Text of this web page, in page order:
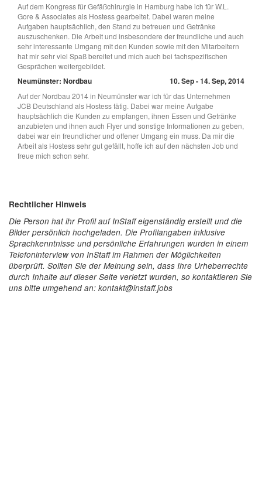
Auf dem Kongress für Gefäßchirurgie in Hamburg habe ich für W.L.
Gore & Associates als Hostess gearbeitet. Dabei waren meine
Aufgaben hauptsächlich, den Stand zu betreuen und Getränke
auszuschenken. Die Arbeit und insbesondere der freundliche und auch
sehr interessante Umgang mit den Kunden sowie mit den Mitarbeitern
hat mir sehr viel Spaß bereitet und mich auch bei fachspezifischen
Gesprächen weitergebildet.
Neumünster: Nordbau 10. Sep - 14. Sep, 2014
Auf der Nordbau 2014 in Neumünster war ich für das Unternehmen
JCB Deutschland als Hostess tätig. Dabei war meine Aufgabe
hauptsächlich die Kunden zu empfangen, ihnen Essen und Getränke
anzubieten und ihnen auch Flyer und sonstige Informationen zu geben,
dabei war ein freundlicher und offener Umgang ein muss. Da mir die
Arbeit als Hostess sehr gut gefällt, hoffe ich auf den nächsten Job und
freue mich schon sehr.
Rechtlicher Hinweis
Die Person hat ihr Profil auf InStaff eigenständig erstellt und die
Bilder persönlich hochgeladen. Die Profilangaben inklusive
Sprachkenntnisse und persönliche Erfahrungen wurden in einem
Telefoninterview von InStaff im Rahmen der Möglichkeiten
überprüft. Sollten Sie der Meinung sein, dass Ihre Urheberrechte
durch Inhalte auf dieser Seite verletzt wurden, so kontaktieren Sie
uns bitte umgehend an: kontakt@instaff.jobs